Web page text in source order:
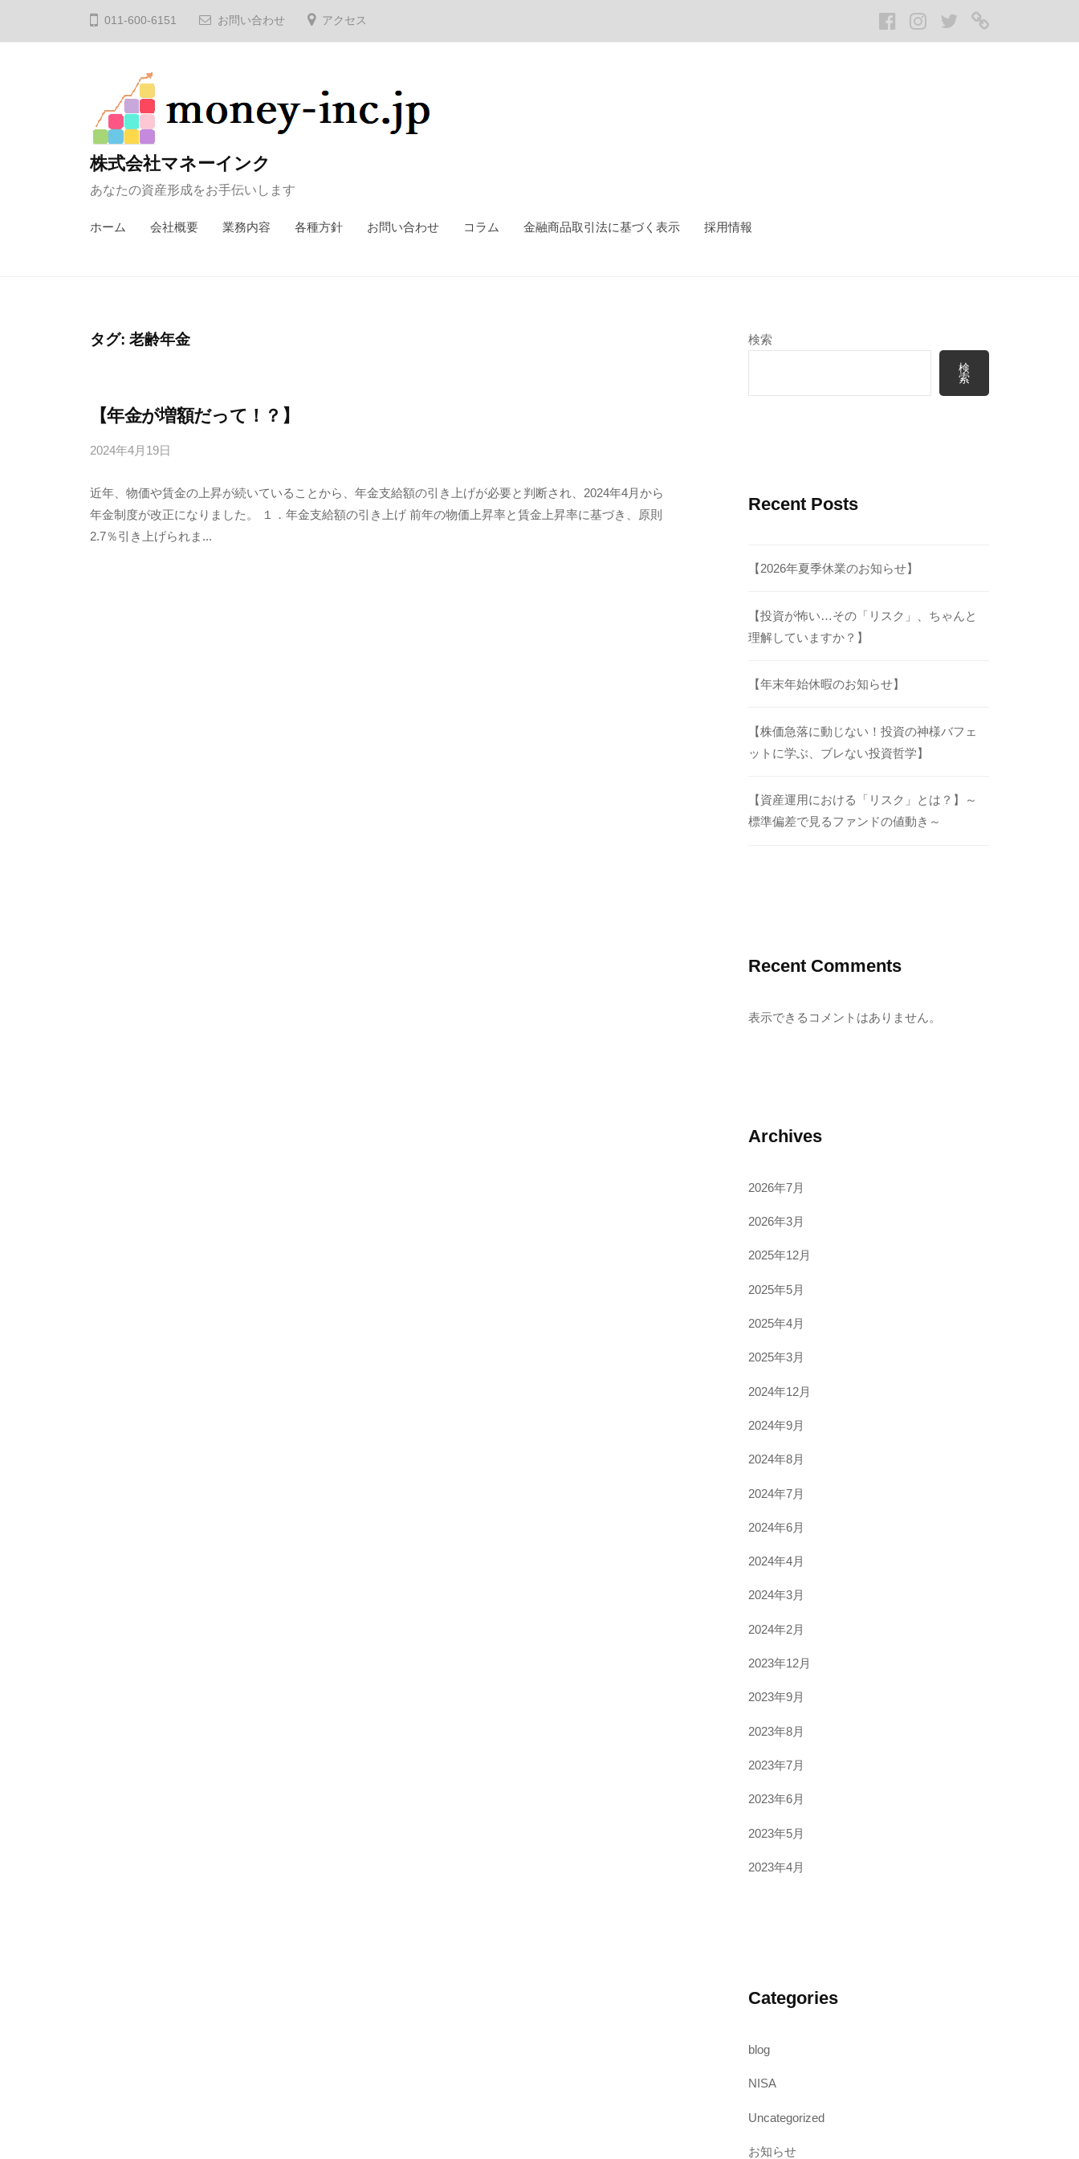
011-600-6151 お問い合わせ アクセス Facebook
Instagram
twitterLINE
株式会社マネーインク
あなたの資産形成をお手伝いします
ホーム 会社概要 業務内容 各種方針 お問い合わせ コラム 金融商品取引法に基づく表示 採用情報
タグ: 老齢年金
【年金が増額だって！？】
2024年4月19日
4
6
3
近年、物価や賃金の上昇が続いていることから、年金支給額の引き上げが必要と判断され、2024年4月から
年金制度が改正になりました。 １．年金支給額の引き上げ 前年の物価上昇率と賃金上昇率に基づき、原則
2.7％引き上げられま...
検索
検
索
Recent Posts
【2026年夏季休業のお知らせ】
【投資が怖い…その「リスク」、ちゃんと
理解していますか？】
【年末年始休暇のお知らせ】
【株価急落に動じない！投資の神様バフェ
ットに学ぶ、ブレない投資哲学】
【資産運用における「リスク」とは？】～
標準偏差で見るファンドの値動き～
Recent Comments
表示できるコメントはありません。
Archives
2026年7月
2026年3月
2025年12月
2025年5月
2025年4月
2025年3月
2024年12月
2024年9月
2024年8月
2024年7月
2024年6月
2024年4月
2024年3月
2024年2月
2023年12月
2023年9月
2023年8月
2023年7月
2023年6月
2023年5月
2023年4月
Categories
blog
NISA
Uncategorized
お知らせ